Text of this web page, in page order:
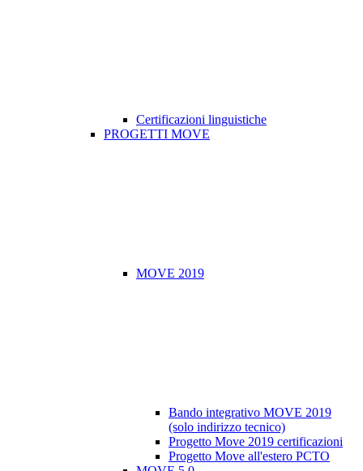
Certificazioni linguistiche
PROGETTI MOVE
MOVE 2019
Bando integrativo MOVE 2019
(solo indirizzo tecnico)
Progetto Move 2019 certificazioni
Progetto Move all'estero PCTO